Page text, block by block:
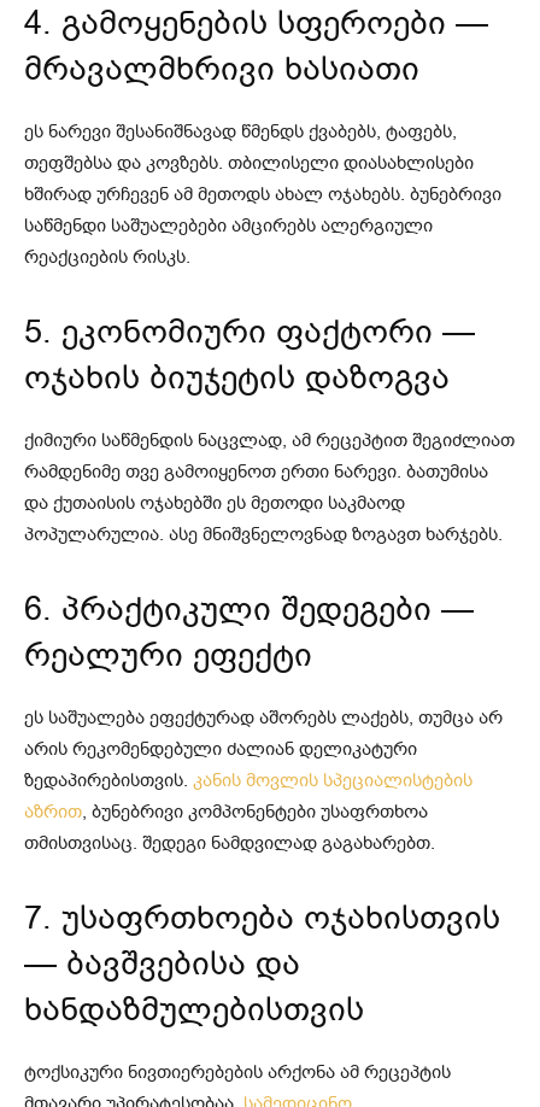
4. გამოყენების სფეროები —
მრავალმხრივი ხასიათი
ეს ნარევი შესანიშნავად წმენდს ქვაბებს, ტაფებს,
თეფშებსა და კოვზებს. თბილისელი დიასახლისები
ხშირად ურჩევენ ამ მეთოდს ახალ ოჯახებს. ბუნებრივი
საწმენდი საშუალებები ამცირებს ალერგიული
რეაქციების რისკს.
5. ეკონომიური ფაქტორი —
ოჯახის ბიუჯეტის დაზოგვა
ქიმიური საწმენდის ნაცვლად, ამ რეცეპტით შეგიძლიათ
რამდენიმე თვე გამოიყენოთ ერთი ნარევი. ბათუმისა
და ქუთაისის ოჯახებში ეს მეთოდი საკმაოდ
პოპულარულია. ასე მნიშვნელოვნად ზოგავთ ხარჯებს.
6. პრაქტიკული შედეგები —
რეალური ეფექტი
ეს საშუალება ეფექტურად აშორებს ლაქებს, თუმცა არ
არის რეკომენდებული ძალიან დელიკატური
ზედაპირებისთვის. კანის მოვლის სპეციალისტების
აზრით, ბუნებრივი კომპონენტები უსაფრთხოა
თმისთვისაც. შედეგი ნამდვილად გაგახარებთ.
7. უსაფრთხოება ოჯახისთვის
— ბავშვებისა და
ხანდაზმულებისთვის
ტოქსიკური ნივთიერებების არქონა ამ რეცეპტის